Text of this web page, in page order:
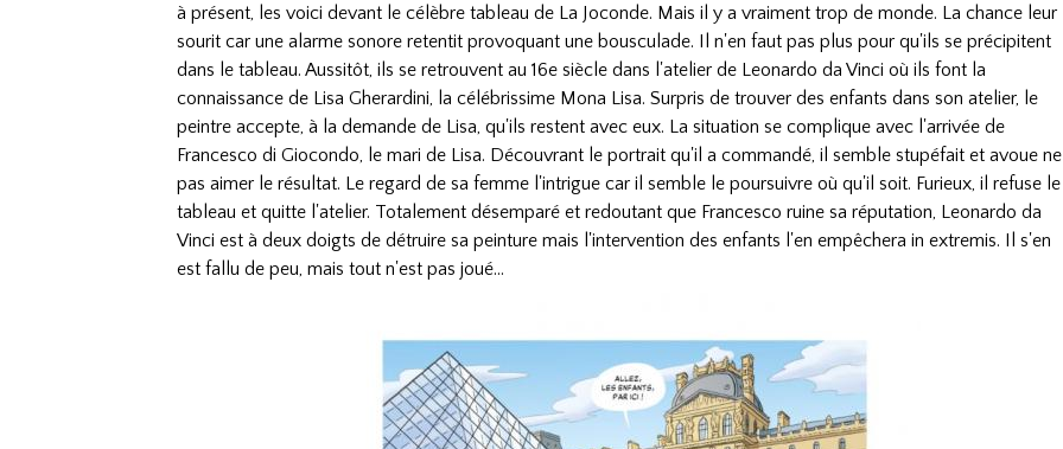
à présent, les voici devant le célèbre tableau de La Joconde. Mais il y a vraiment trop de monde. La chance leur
sourit car une alarme sonore retentit provoquant une bousculade. Il n'en faut pas plus pour qu'ils se précipitent
dans le tableau. Aussitôt, ils se retrouvent au 16e siècle dans l'atelier de Leonardo da Vinci où ils font la
connaissance de Lisa Gherardini, la célébrissime Mona Lisa. Surpris de trouver des enfants dans son atelier, le
peintre accepte, à la demande de Lisa, qu'ils restent avec eux. La situation se complique avec l'arrivée de
Francesco di Giocondo, le mari de Lisa. Découvrant le portrait qu'il a commandé, il semble stupéfait et avoue ne
pas aimer le résultat. Le regard de sa femme l'intrigue car il semble le poursuivre où qu'il soit. Furieux, il refuse le
tableau et quitte l'atelier. Totalement désemparé et redoutant que Francesco ruine sa réputation, Leonardo da
Vinci est à deux doigts de détruire sa peinture mais l'intervention des enfants l'en empêchera in extremis. Il s'en
est fallu de peu, mais tout n'est pas joué...